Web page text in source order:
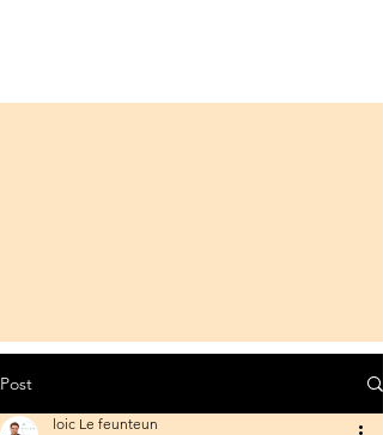
Post
loic Le feunteun